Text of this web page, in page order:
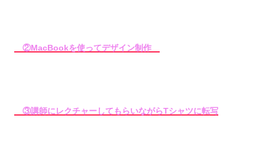
②MacBookを使ってデザイン制作
③講師にレクチャーしてもらいながらTシャツに転写